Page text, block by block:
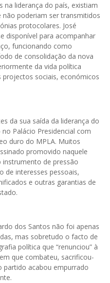
na liderança do país, existiam
não poderiam ser transmitidos
protocolares. José
disponível para acompanhar
funcionando como
de consolidação da nova
da vida política
projectos sociais, económicos
da sua saída da liderança do
Palácio Presidencial com
duro do MPLA. Muitos
promovido naquele
de pressão
de interesses pessoais,
e outras garantias de
dos Santos não foi apenas
mas sobretudo o facto de
política que “renunciou” à
que combateu, sacrificou-
partido acabou empurrado